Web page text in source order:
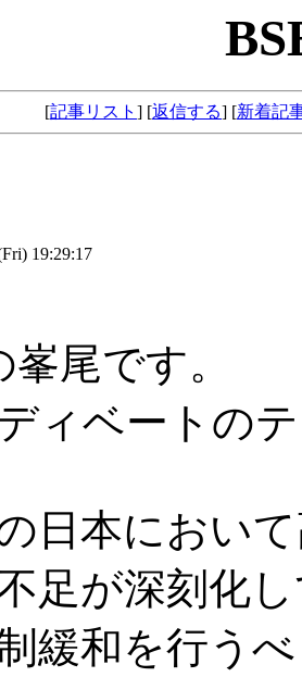
[記事リスト ] [返信する] [新着記
19:29:17
尾です。
ィベートの
の日本におい
足が深刻化
緩和を行う